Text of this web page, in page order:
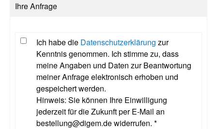
Ihre Anfrage
Ich habe die Datenschutzerklärung zur
Kenntnis genommen. Ich stimme zu, dass
meine Angaben und Daten zur Beantwortung
meiner Anfrage elektronisch erhoben und
gespeichert werden.
Hinweis: Sie können Ihre Einwilligung
jederzeit für die Zukunft per E-Mail an
bestellung@digem.de widerrufen. *